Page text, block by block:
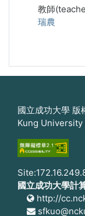
教師
瑞農
國立成功大學
Kung
國立成功大學計
http://